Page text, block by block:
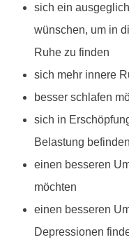
sich ein
wünschen, um in
Ruhe zu finden
sich mehr innere
besser schlafen
sich in
Belastung befinden
einen besseren
möchten
einen besseren
Depressionen